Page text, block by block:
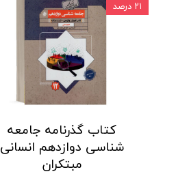
کتاب گذرنامه جامعه
شناسی دوازدهم انسانی
مبتکران
۲۱ درصد